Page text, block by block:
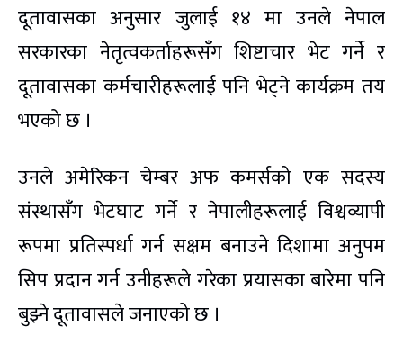
दूतावासका अनुसार जुलाई १४ मा उनले नेपाल
सरकारका नेतृत्वकर्ताहरूसँग शिष्टाचार भेट गर्ने र
दूतावासका कर्मचारीहरूलाई पनि भेट्ने कार्यक्रम तय
भएको छ ।
उनले अमेरिकन चेम्बर अफ कमर्सको एक सदस्य
संस्थासँग भेटघाट गर्ने र नेपालीहरूलाई विश्वव्यापी
रूपमा प्रतिस्पर्धा गर्न सक्षम बनाउने दिशामा अनुपम
सिप प्रदान गर्न उनीहरूले गरेका प्रयासका बारेमा पनि
बुझ्ने दूतावासले जनाएको छ ।